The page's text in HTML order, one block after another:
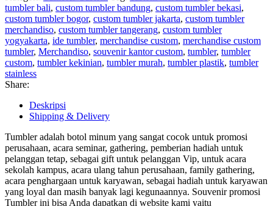
tumbler bali, custom tumbler bandung, custom tumbler bekasi,
custom tumbler bogor, custom tumbler jakarta, custom tumbler
merchandiso, custom tumbler tangerang, custom tumbler
yogyakarta, ide tumbler, merchandise custom, merchandise custom
tumbler, Merchandiso, souvenir kantor custom, tumbler, tumbler
custom, tumbler kekinian, tumbler murah, tumbler plastik, tumbler
stainless
Share:
Deskripsi
Shipping & Delivery
Tumbler adalah botol minum yang sangat cocok untuk promosi
perusahaan, acara seminar, gathering, pemberian hadiah untuk
pelanggan tetap, sebagai gift untuk pelanggan Vip, untuk acara
sekolah kampus, acara ulang tahun perusahaan, family gathering,
acara penghargaan untuk karyawan, sebagai hadiah untuk karyawan
yang loyal dan masih banyak lagi kegunaannya. Souvenir promosi
Tumbler ini bisa Anda dapatkan di website kami yaitu